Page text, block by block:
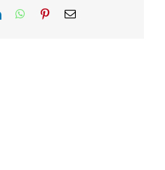
LinkedInWhatsApp
PinterestEmail